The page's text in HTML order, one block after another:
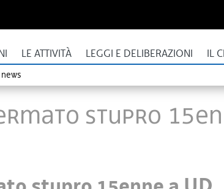
LE ATTIVITÀ LEGGI E DELIBERAZIONI IL
stupro